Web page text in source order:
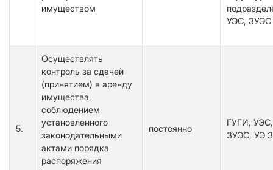
имуществом
УЭС, ЗУЭС
5.
Осуществлять
контроль за сдачей
(принятием) в аренду
имущества,
соблюдением
установленного
законодательными
актами порядка
распоряжения
постоянно
ГУГИ, УЭС,
ЗУЭС, УЭ